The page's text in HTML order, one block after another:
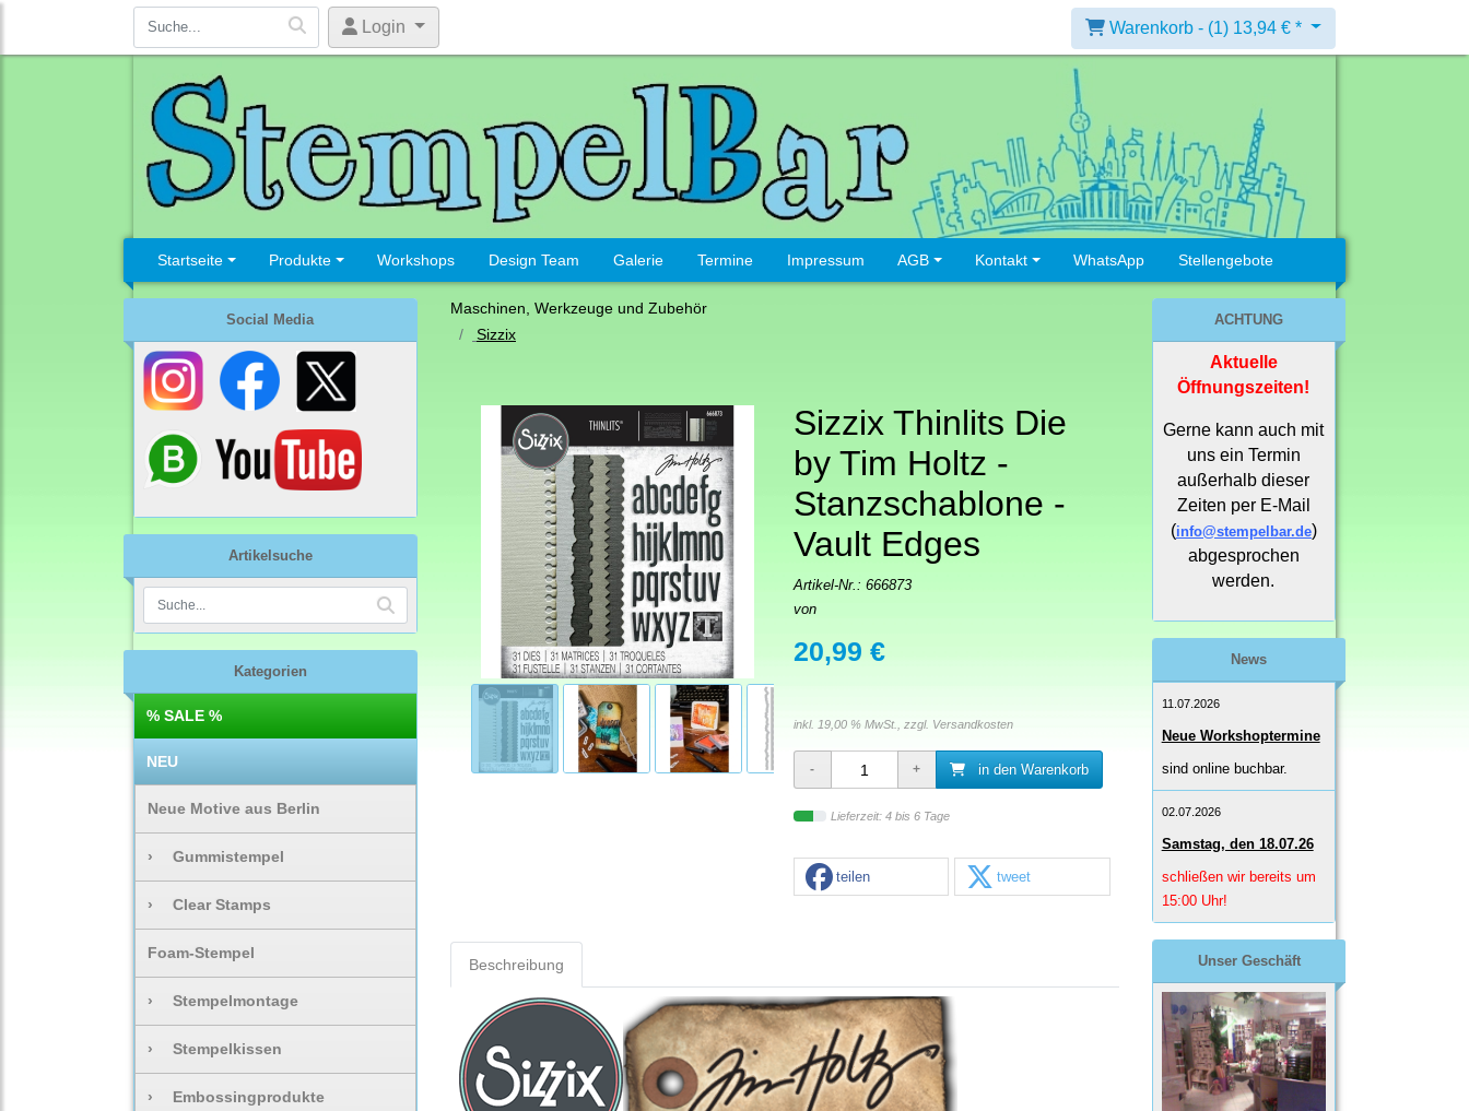
Login Warenkorb - (1) 13,94 € *
Startseite Produkte Workshops Design Team Galerie Termine Impressum AGB Kontakt WhatsApp Stellengebote
Social Media
Artikelsuche
Kategorien
% SALE %
NEU
Neue Motive aus Berlin
› Gummistempel
› Clear Stamps
Foam-Stempel
› Stempelmontage
› Stempelkissen
› Embossingprodukte
Maschinen, Werkzeuge und Zubehör
Sizzix
Sizzix Thinlits Die
by Tim Holtz -
Stanzschablone -
Vault Edges
Artikel-Nr.: 666873
von
20,99 €
inkl. 19,00 % MwSt., zzgl. Versandkosten
in den Warenkorb
Lieferzeit: 4 bis 6 Tage
teilen tweet
Beschreibung
ACHTUNG
Aktuelle
Öffnungszeiten!
Gerne kann auch mit
uns ein Termin
außerhalb dieser
Zeiten per E-Mail
(info@stempelbar.de)
abgesprochen
werden.
News
11.07.2026
Neue Workshoptermine
sind online buchbar.
02.07.2026
Samstag, den 18.07.26
schließen wir bereits um
15:00 Uhr!
Unser Geschäft